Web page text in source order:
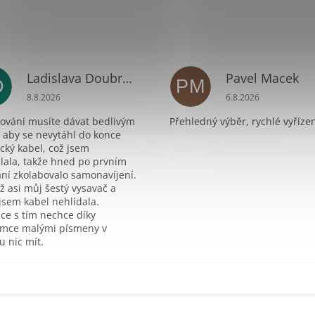
Ladislava Doubravová
Hodnocení obchodu je 2 z 5 hvězdiček.
8.8.2026
musíte dávat bedlivým
aby se nevytáhl do konce
kabel, což jsem
takže hned po prvním
zkolabovalo samonavíjení.
asi můj šestý vysavač a
kabel nehlídala.
s tím nechce díky
malými písmeny v
nic mít.
PM Pavel Macek
Hodnocení
6.8.2026
Přehledný výběr, rychlé